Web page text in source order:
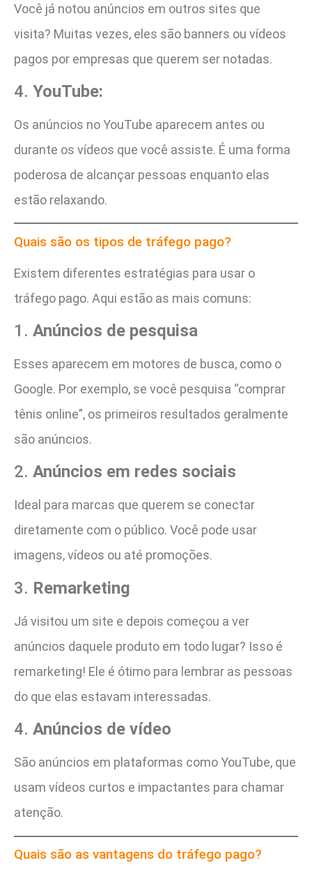
Você já notou anúncios em outros sites que
visita? Muitas vezes, eles são banners ou vídeos
pagos por empresas que querem ser notadas.
4. YouTube:
Os anúncios no YouTube aparecem antes ou
durante os vídeos que você assiste. É uma forma
poderosa de alcançar pessoas enquanto elas
estão relaxando.
Quais são os tipos de tráfego pago?
Existem diferentes estratégias para usar o
tráfego pago. Aqui estão as mais comuns:
1. Anúncios de pesquisa
Esses aparecem em motores de busca, como o
Google. Por exemplo, se você pesquisa “comprar
tênis online”, os primeiros resultados geralmente
são anúncios.
2. Anúncios em redes sociais
Ideal para marcas que querem se conectar
diretamente com o público. Você pode usar
imagens, vídeos ou até promoções.
3. Remarketing
Já visitou um site e depois começou a ver
anúncios daquele produto em todo lugar? Isso é
remarketing! Ele é ótimo para lembrar as pessoas
do que elas estavam interessadas.
4. Anúncios de vídeo
São anúncios em plataformas como YouTube, que
usam vídeos curtos e impactantes para chamar
atenção.
Quais são as vantagens do tráfego pago?